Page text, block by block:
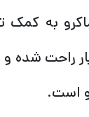
به کمک
راحت شده و
است.